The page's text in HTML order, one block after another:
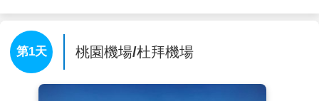
第1天 桃園機場/杜拜機場